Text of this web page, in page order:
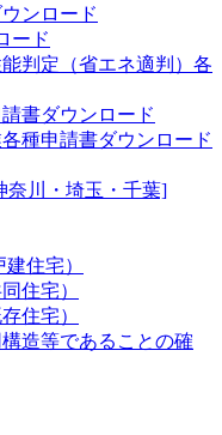
ンロード
ード
判定（省エネ適判） 各
書ダウンロード
各種申請書ダウンロード
奈川・埼玉・千葉]
住宅）
住宅）
住宅）
造等であることの確